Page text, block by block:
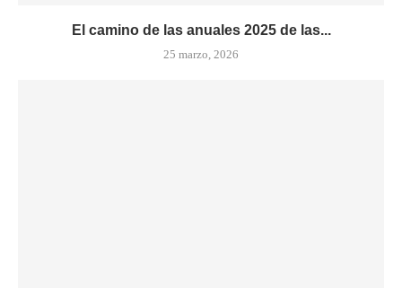
El camino de las anuales 2025 de las...
25 marzo, 2026